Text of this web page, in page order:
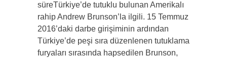
süreTürkiye’de tutuklu bulunan Amerikalı
rahip Andrew Brunson’la ilgili. 15 Temmuz
2016’daki darbe girişiminin ardından
Türkiye’de peşi sıra düzenlenen tutuklama
furyaları sırasında hapsedilen Brunson,